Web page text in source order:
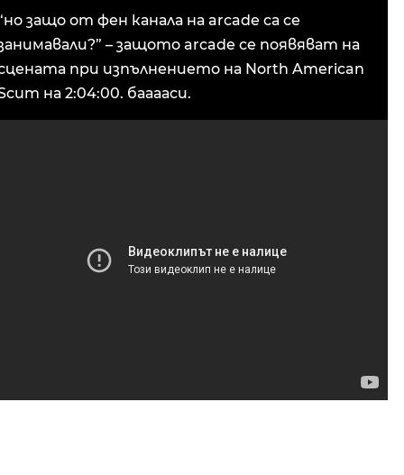
защо от фен канала на arcade са се
– защото arcade се появяват на
при изпълнението на North American
на 2:04:00. бааааси.